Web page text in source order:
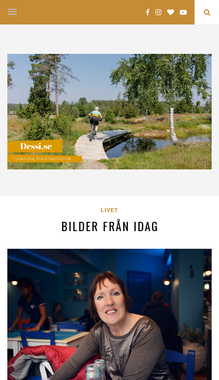
LIVET
BILDER FRÅN IDAG